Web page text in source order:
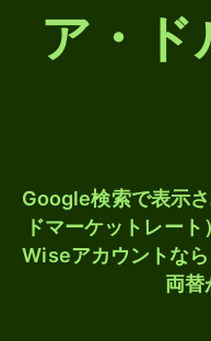
ア・ド
Google検索で表示
ドマーケットレート
Wiseアカウントなら
両替